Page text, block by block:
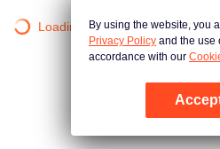
Loading…By using the website, you
Privacy Policy and the use
accordance with our